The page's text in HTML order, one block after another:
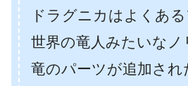
ドラグニカはよくあ
世界の竜人みたいなノ
竜のパーツが追加され